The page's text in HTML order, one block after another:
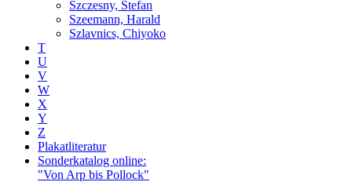
Szczesny, Stefan
Szeemann, Harald
Szlavnics, Chiyoko
T
U
V
W
X
Y
Z
Plakatliteratur
Sonderkatalog online:
"Von Arp bis Pollock"